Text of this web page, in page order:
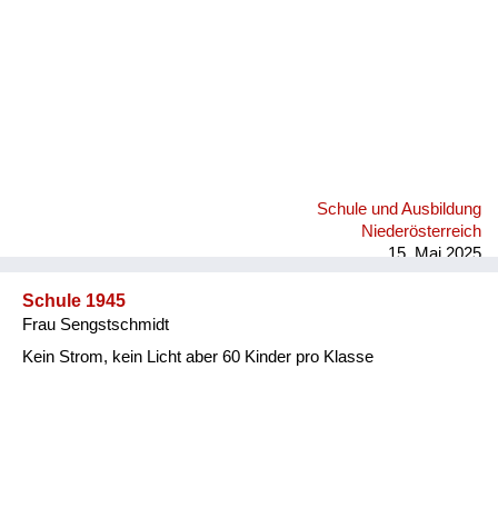
Schule und Ausbildung
Niederösterreich
15. Mai 2025
Schule 1945
Frau Sengstschmidt
Kein Strom, kein Licht aber 60 Kinder pro Klasse